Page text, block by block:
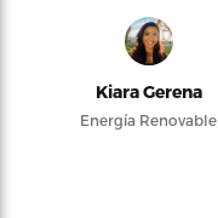
Kiara Gerena
Energía Renovable